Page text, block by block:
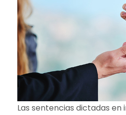
Las sentencias dictadas